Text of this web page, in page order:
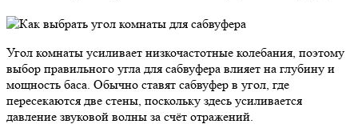
Угол комнаты усиливает низкочастотные колебания, поэтому
выбор правильного угла для сабвуфера влияет на глубину и
мощность баса. Обычно ставят сабвуфер в угол, где
пересекаются две стены, поскольку здесь усиливается
давление звуковой волны за счёт отражений.